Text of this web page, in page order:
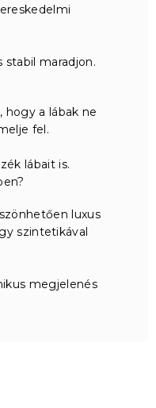
stabil maradjon.
a lábak ne
fel.
lábait is.
luxus
szintetikával
megjelenés